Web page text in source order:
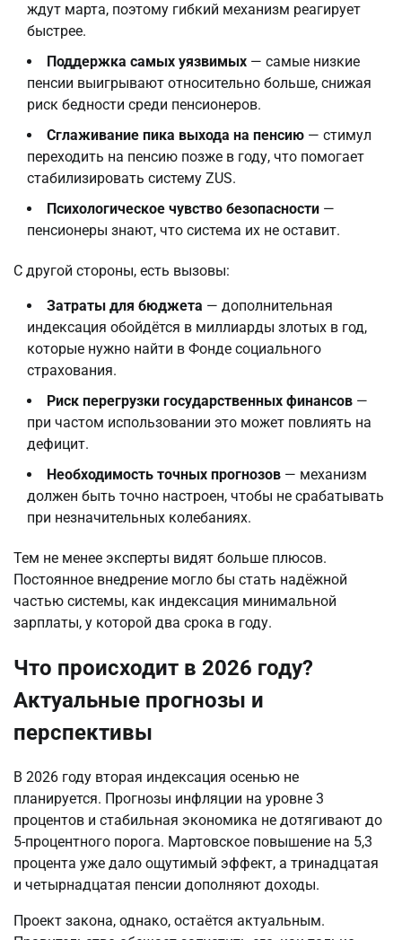
ждут марта, поэтому гибкий механизм реагирует
быстрее.
Поддержка самых уязвимых — самые низкие
пенсии выигрывают относительно больше, снижая
риск бедности среди пенсионеров.
Сглаживание пика выхода на пенсию — стимул
переходить на пенсию позже в году, что помогает
стабилизировать систему ZUS.
Психологическое чувство безопасности —
пенсионеры знают, что система их не оставит.
С другой стороны, есть вызовы:
Затраты для бюджета — дополнительная
индексация обойдётся в миллиарды злотых в год,
которые нужно найти в Фонде социального
страхования.
Риск перегрузки государственных финансов —
при частом использовании это может повлиять на
дефицит.
Необходимость точных прогнозов — механизм
должен быть точно настроен, чтобы не срабатывать
при незначительных колебаниях.
Тем не менее эксперты видят больше плюсов.
Постоянное внедрение могло бы стать надёжной
частью системы, как индексация минимальной
зарплаты, у которой два срока в году.
Что происходит в 2026 году?
Актуальные прогнозы и
перспективы
В 2026 году вторая индексация осенью не
планируется. Прогнозы инфляции на уровне 3
процентов и стабильная экономика не дотягивают до
5-процентного порога. Мартовское повышение на 5,3
процента уже дало ощутимый эффект, а тринадцатая
и четырнадцатая пенсии дополняют доходы.
Проект закона, однако, остаётся актуальным.